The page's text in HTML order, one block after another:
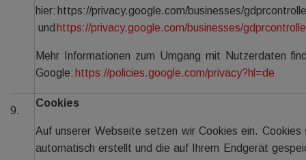
hier: https://privacy.google.com/businesses/
und https://privacy.google.com/businesses/
Mehr Informationen zum Umgang mit Nutzerdaten
Google: https://policies.google.com/privacy?hl=de
9.
Cookies
Auf unserer Webseite setzen wir Cookies ein.
automatisch erstellt und die auf Ihrem Endgerät